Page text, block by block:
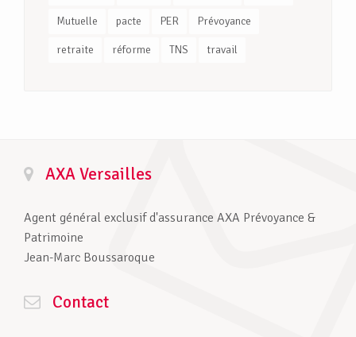
Mutuelle pacte PER Prévoyance
retraite réforme TNS travail
AXA Versailles
Agent général exclusif d'assurance AXA Prévoyance &
Patrimoine
Jean-Marc Boussaroque
Contact